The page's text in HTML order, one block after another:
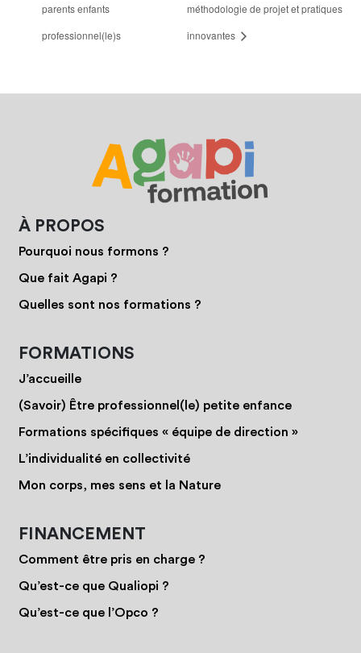
parents enfants
professionnel(le)s
méthodologie de projet et pratiques
innovantes
À PROPOS
Pourquoi nous formons ?
Que fait Agapi ?
Quelles sont nos formations ?
FORMATIONS
J’accueille
(Savoir) Être professionnel(le) petite enfance
Formations spécifiques « équipe de direction »
L’individualité en collectivité
Mon corps, mes sens et la Nature
FINANCEMENT
Comment être pris en charge ?
Qu’est-ce que Qualiopi ?
Qu’est-ce que l’Opco ?